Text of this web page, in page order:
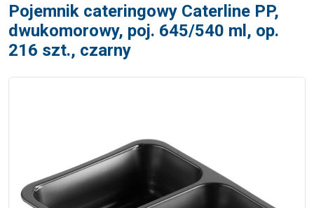
Pojemnik cateringowy Caterline PP,
dwukomorowy, poj. 645/540 ml, op.
216 szt., czarny